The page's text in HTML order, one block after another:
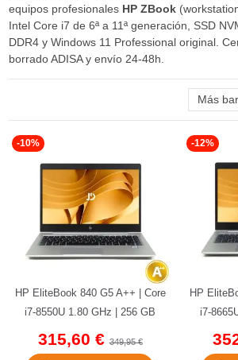
equipos profesionales HP ZBook
Intel Core i7 de 6ª a 11ª generación, SSD
DDR4 y Windows 11 Professional original.
borrado ADISA y envío 24-48h.
Más
-10%
HP EliteBook 840 G5 A++ | Core
i7-8550U 1.80 GHz | 256 GB
NVMe | 16 GB DDR4 | 14" |...
315,60 €349,95 €
-12%
HP
i7-
NVMe |